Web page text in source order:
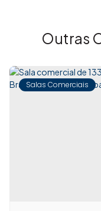
Outras
Salas Comerciais